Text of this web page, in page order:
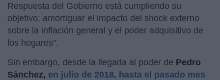
Respuesta del Gobierno está cumpliendo su
objetivo: amortiguar el impacto del shock externo
sobre la inflación general y el poder adquisitivo de
los hogares".
Sin embargo, desde la llegada al poder de Pedro
Sánchez, en julio de 2018, hasta el pasado mes